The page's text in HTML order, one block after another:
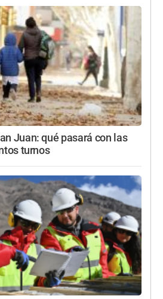
Juan: qué pasará con las
turnos